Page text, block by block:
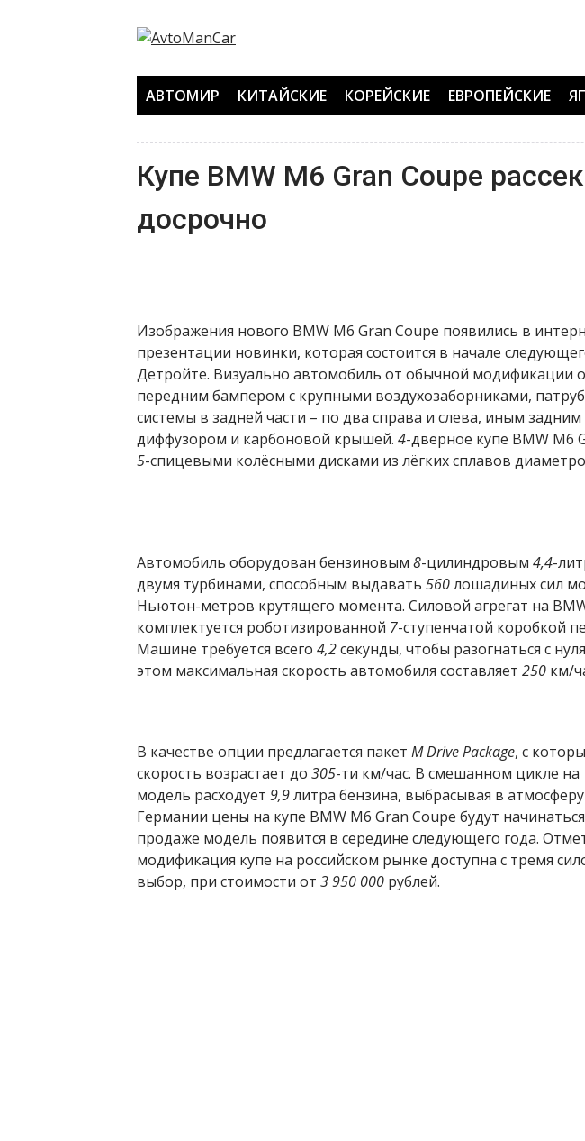
АВТОМИР КИТАЙСКИЕ КОРЕЙСКИЕ ЕВРОПЕЙСКИЕ
Купе BMW M6 Gran Coupe
досрочно
Изображения нового BMW M6 Gran Coupe появились в
презентации новинки, которая состоится в начале
Детройте. Визуально автомобиль от обычной модификации
передним бампером с крупными воздухозаборниками,
системы в задней части – по два справа и слева, иным
диффузором и карбоновой крышей. 4-дверное купе BMW M6
5-спицевыми колёсными дисками из лёгких сплавов
Автомобиль оборудован бензиновым 8-цилиндровым 4,4-
двумя турбинами, способным выдавать 560лошадиных сил
Ньютон-метров крутящего момента. Силовой агрегат на
комплектуется роботизированной 7-ступенчатой коробкой
Машине требуется всего 4,2секунды, чтобы разогнаться с
этом максимальная скорость автомобиля составляет 250 км/
В качестве опции предлагается пакет M Drive Package, с
скорость возрастает до 305-ти км/час. В смешанном цикле на
модель расходует 9,9литра бензина, выбрасывая в атмосферу
Германии цены на купе BMW M6 Gran Coupe будут
продаже модель появится в середине следующего года.
модификация купе на российском рынке доступна с тремя
выбор, при стоимости от 3 950 000 рублей.